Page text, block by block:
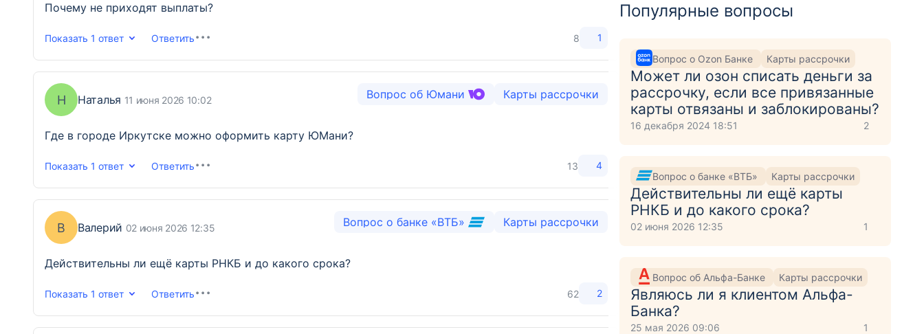
Почему не приходят выплаты?
Показать 1 ответ Ответить 8 1
Н Наталья 11 июня 2026 10:02 Вопрос об Юмани Карты рассрочки
Где в городе Иркутске можно оформить карту ЮМани?
Показать 1 ответ Ответить 13 4
В Валерий 02 июня 2026 12:35 Вопрос о банке «ВТБ» Карты рассрочки
Действительны ли ещё карты РНКБ и до какого срока?
Показать 1 ответ Ответить 62 2
Популярные вопросы
Вопрос о Ozon Банке Карты рассрочки
Может ли озон списать деньги за
рассрочку, если все привязанные
карты отвязаны и заблокированы?
16 декабря 2024 18:51 2
Вопрос о банке «ВТБ» Карты рассрочки
Действительны ли ещё карты
РНКБ и до какого срока?
02 июня 2026 12:35 1
Вопрос об Альфа-Банке Карты рассрочки
Являюсь ли я клиентом Альфа-
Банка?
25 мая 2026 09:06 1